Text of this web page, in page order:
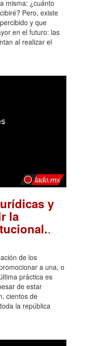
misma: ¿cuánto
Pero, existe
y que
en el futuro: las
al realizar el
y
la
.
de los
a una, o
práctica es
de estar
cientos de
la república